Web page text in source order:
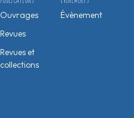
Évènement
Ouvrages
Revues
Revues et
collections